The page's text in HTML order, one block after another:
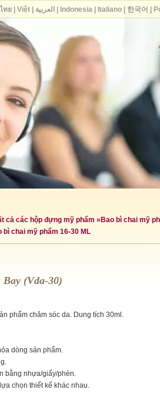
cả các hộp đựng mỹ phẩm » Bao bì chai mỹ
bì chai mỹ phẩm 16-30 ML
(vda-30)
phẩm chăm sóc da. Dung tích 30ml.
dòng sản phẩm.
bằng nhựa/giấy/phèn.
chọn thiết kế khác nhau.
ไทย| Việt| العربية Indonesia| Italiano| 한국어